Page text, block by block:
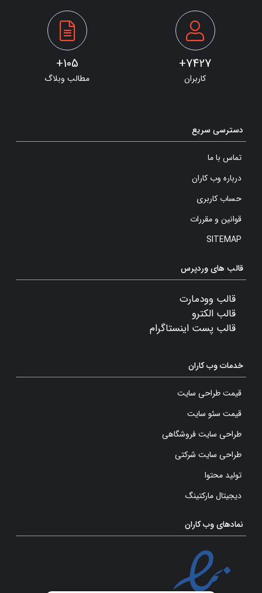
7427+
کاربران
105+
مطالب وبلاگ
دسترسی سریع
تماس با ما
درباره وب کاران
حساب کاربری
قوانین و مقررات
SITEMAP
قالب های وردپرس
قالب وودمارت
قالب الکترو
قالب پست اینستاگرام
خدمات وب کاران
قیمت طراحی سایت
قیمت سئو سایت
طراحی سایت فروشگاهی
طراحی سایت شرکتی
تولید محتوا
دیجیتال مارکتینگ
نمادهای وب کاران